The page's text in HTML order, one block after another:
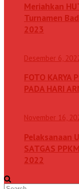
Meriahkan
Turnamen
2023
Desember 6,
FOTO KARYA
PADA HARI
November 16,
Pelaksanaan
SATGAS
2022